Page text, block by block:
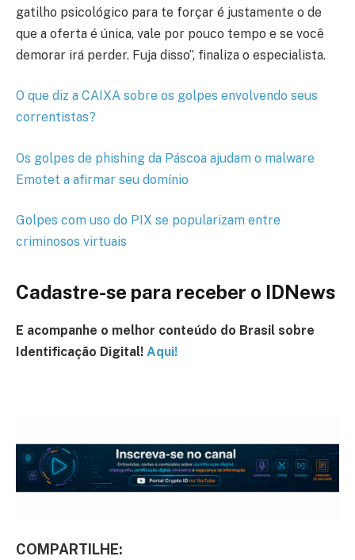
gatilho psicológico para te forçar é justamente o de
que a oferta é única, vale por pouco tempo e se você
demorar irá perder. Fuja disso”, finaliza o especialista.
O que diz a CAIXA sobre os golpes envolvendo seus
correntistas?
Os golpes de phishing da Páscoa ajudam o malware
Emotet a afirmar seu domínio
Golpes com uso do PIX se popularizam entre
criminosos virtuais
Cadastre-se para receber o IDNews
E acompanhe o melhor conteúdo do Brasil sobre
Identificação Digital! Aqui!
COMPARTILHE: